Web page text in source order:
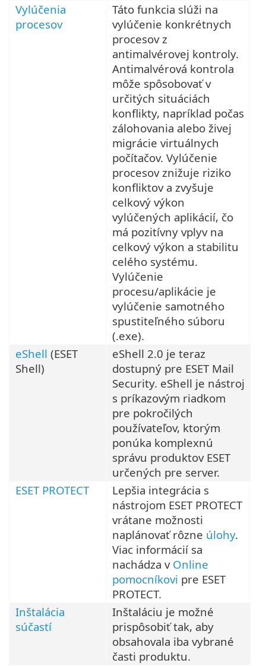
Vylúčenia
procesov
Táto funkcia slúži na
vylúčenie konkrétnych
procesov z
antimalvérovej kontroly.
Antimalvérová kontrola
môže spôsobovať v
určitých situáciách
konflikty, napríklad počas
zálohovania alebo živej
migrácie virtuálnych
počítačov. Vylúčenie
procesov znižuje riziko
konfliktov a zvyšuje
celkový výkon
vylúčených aplikácií, čo
má pozitívny vplyv na
celkový výkon a stabilitu
celého systému.
Vylúčenie
procesu/aplikácie je
vylúčenie samotného
spustiteľného súboru
(.exe).
eShell (ESET
Shell)
eShell 2.0 je teraz
dostupný pre ESET Mail
Security. eShell je nástroj
s príkazovým riadkom
pre pokročilých
používateľov, ktorým
ponúka komplexnú
správu produktov ESET
určených pre server.
ESET PROTECT
Lepšia integrácia s
nástrojom ESET PROTECT
vrátane možnosti
naplánovať rôzne úlohy.
Viac informácií sa
nachádza v Online
pomocníkovi pre ESET
PROTECT.
Inštalácia
súčastí
Inštaláciu je možné
prispôsobiť tak, aby
obsahovala iba vybrané
časti produktu.